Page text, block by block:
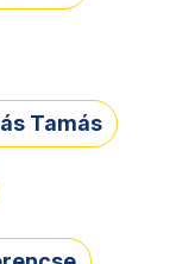
Tamás